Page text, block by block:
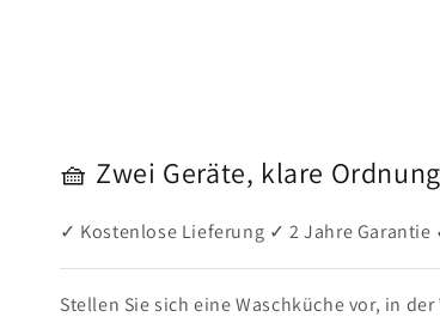
🧺 Zwei Geräte, klare
✓ Kostenlose Lieferung ✓ 2 Jahre Garantie
Stellen Sie sich eine Waschküche vor, in